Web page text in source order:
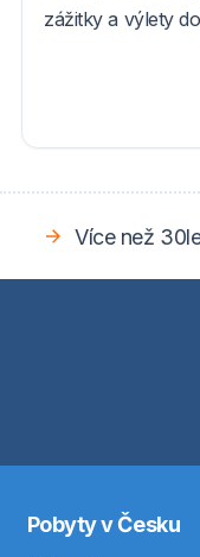
zážitky a výlety
Více než
Pobyty v Česku